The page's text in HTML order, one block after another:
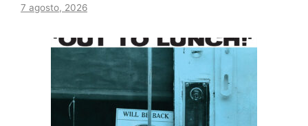
7 agosto, 2026